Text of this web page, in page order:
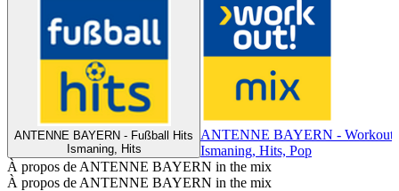
ANTENNE BAYERN - Fußball Hits
Ismaning, Hits
ANTENNE BAYERN - Workout
Ismaning, Hits, Pop
À propos de ANTENNE BAYERN in the mix
À propos de ANTENNE BAYERN in the mix